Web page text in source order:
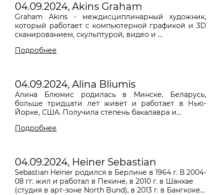
04.09.2024, Akins Graham
Graham Akins - междисциплинарный художник,
который работает с компьютерной графикой и 3D
сканированием, скульптурой, видео и ...
Подробнее
04.09.2024, Alina Bliumis
Алина Блюмис родилась в Минске, Беларусь,
больше тридцати лет живет и работает в Нью-
Йорке, США. Получила степень бакалавра и...
Подробнее
04.09.2024, Heiner Sebastian
Sebastian Heiner родился в Берлине в 1964 г. В 2004-
08 гг. жил и работал в Пекине, в 2010 г. в Шанхае
(студия в арт-зоне North Bund), в 2013 г. в Бангкоке...